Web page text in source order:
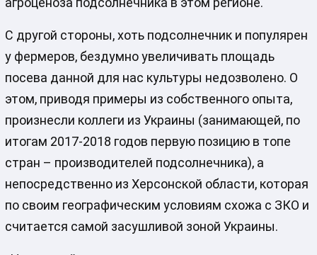
С другой стороны, хоть подсолнечник и популярен
у фермеров, бездумно увеличивать площадь
посева данной для нас культуры недозволено. О
этом, приводя примеры из собственного опыта,
произнесли коллеги из Украины (занимающей, по
итогам 2017-2018 годов первую позицию в топе
стран – производителей подсолнечника), а
непосредственно из Херсонской области, которая
по своим географическим условиям схожа с ЗКО и
считается самой засушливой зоной Украины.